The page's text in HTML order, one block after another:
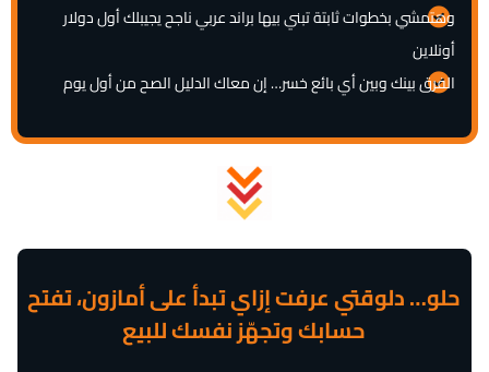
وهتمشي بخطوات ثابتة تبني بيها براند عربي ناجح يجيبلك أول دولار
أونلاين
الفرق بينك وبين أي بائع خسر… إن معاك الدليل الصح من أول يوم
حلو… دلوقتي عرفت إزاي تبدأ على أمازون، تفتح
حسابك وتجهّز نفسك للبيع